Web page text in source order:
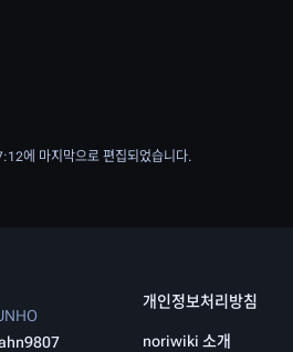
에 마지막으로 편집되었습니다.
개인정보처리방침
noriwiki 소개